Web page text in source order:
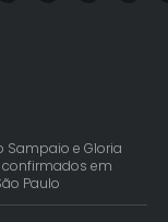
Sampaio e Gloria
confirmados em
Paulo